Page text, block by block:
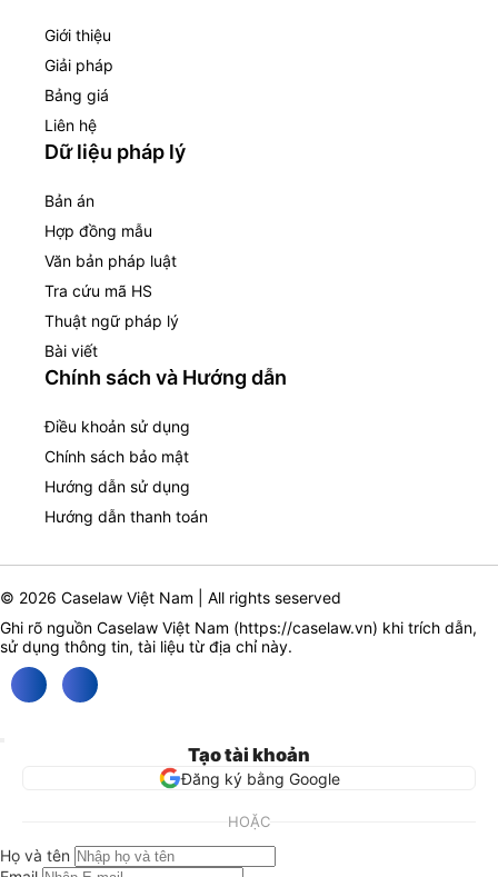
Giới thiệu
Giải pháp
Bảng giá
Liên hệ
Dữ liệu pháp lý
Bản án
Hợp đồng mẫu
Văn bản pháp luật
Tra cứu mã HS
Thuật ngữ pháp lý
Bài viết
Chính sách và Hướng dẫn
Điều khoản sử dụng
Chính sách bảo mật
Hướng dẫn sử dụng
Hướng dẫn thanh toán
© 2026 Caselaw Việt Nam | All rights seserved
Ghi rõ nguồn Caselaw Việt Nam (https://caselaw.vn) khi trích dẫn,
sử dụng thông tin, tài liệu từ địa chỉ này.
Tạo tài khoản
Đăng ký bằng Google
HOẶC
Họ và tên